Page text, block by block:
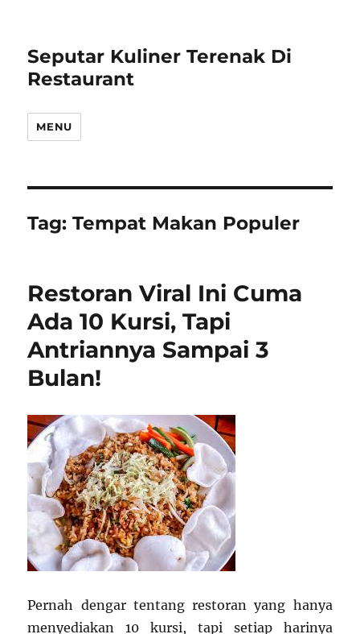
Seputar Kuliner Terenak Di
Restaurant
MENU
Tag:Tempat Makan Populer
Restoran Viral Ini Cuma
Ada 10 Kursi, Tapi
Antriannya Sampai 3
Bulan!
Pernah dengar tentang restoran yang hanya
menyediakan 10 kursi, tapi setiap harinya